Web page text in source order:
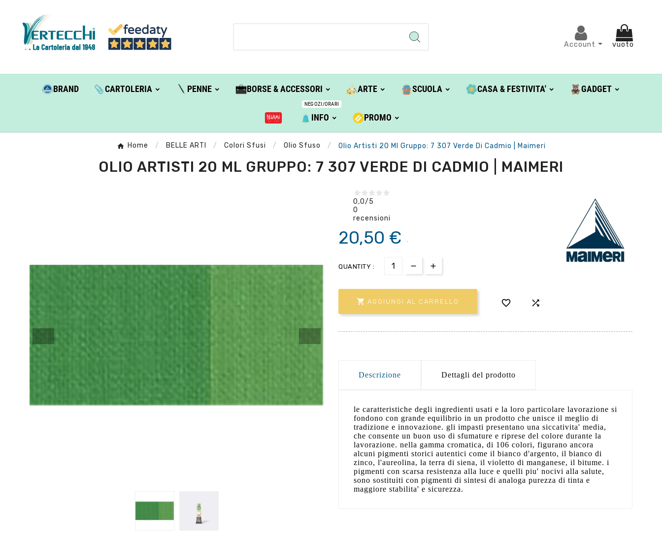
Account vuoto
BRAND CARTOLERIA PENNE BORSE & ACCESSORI ARTE SCUOLA CASA & FESTIVITA' GADGET
INFO
NEGOZI/ORARI
PROMO
Home BELLE ARTI Colori Sfusi Olio Sfuso Olio Artisti 20 Ml Gruppo: 7 307 Verde Di Cadmio | Maimeri
OLIO ARTISTI 20 ML GRUPPO: 7 307 VERDE DI CADMIO | MAIMERI
0,0/5
0
recensioni
20,50 €
QUANTITY :
 AGGIUNGI AL CARRELLO  
Descrizione Dettagli del prodotto
le caratteristiche degli ingredienti usati e la loro particolare lavorazione si
fondono con grande equilibrio in un prodotto che unisce il meglio di
tradizione e innovazione. gli impasti presentano una siccativita' media,
che consente un buon uso di sfumature e riprese del colore durante la
lavorazione. nella gamma cromatica, di 106 colori, figurano ancora
alcuni pigmenti storici autentici come il bianco d'argento, il bianco di
zinco, l'aureolina, la terra di siena, il violetto di manganese, il bitume. i
pigmenti con scarsa resistenza alla luce e quelli piu' nocivi alla salute,
sono sostituiti con pigmenti di sintesi di analoga purezza di tinta e
maggiore stabilita' e sicurezza.